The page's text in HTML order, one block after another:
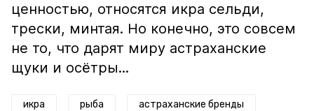
ценностью, относятся икра сельди,
трески, минтая. Но конечно, это совсем
не то, что дарят миру астраханские
щуки и осётры...
икра рыба астраханские бренды